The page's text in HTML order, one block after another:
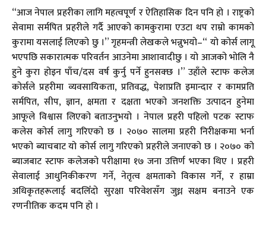
“आज नेपाल प्रहरीका लागि महत्वपूर्ण र ऐतिहासिक दिन पनि हो । राष्ट्रको
सेवामा सर्मपित प्रहरीले गर्दै आएको कामकुरामा एउटा थप राम्रो कामको
कुरामा यसलाई लिएको छु ।” गृहमन्त्री लेखकले भन्नुभयो–“ यो कोर्स लागू
भएपछि सकारात्मक परिवर्तन आउनेमा आशावादीछु । यो आजको भोलि नै
हुने कुरा होइन पाँच/दस वर्ष कुर्नु पर्ने हुनसक्छ ।” उहाँले स्टाफ कलेज
कोर्सले प्रहरीमा व्यवसायिकता, प्रतिवद्ध, पेशाप्रति इमान्दार र कामप्रति
सर्मपित, सीप, ज्ञान, क्षमता र दक्षता भएको जनशक्ति उत्पादन हुनेमा
आफूले विश्वास लिएको बताउनुभयो । नेपाल प्रहरी पहिलो पटक स्टाफ
कलेस कोर्स लागु गरिएको छ । २०७० सालमा प्रहरी निरीक्षकमा भर्ना
भएको ब्याचबाट यो कोर्स लागु गरिएको प्रहरीले जनाएको छ । २०७० को
ब्याजबाट स्टाफ कलेजको परीक्षामा १७ जना उत्तिर्ण भएका थिए । प्रहरी
सेवालाई आधुनिकीकरण गर्ने, नेतृत्व क्षमताको विकास गर्ने, र हाम्रा
अधिकृतहरूलाई बदलिँदो सुरक्षा परिवेशसँग जुध्न सक्षम बनाउने एक
रणनीतिक कदम पनि हो ।